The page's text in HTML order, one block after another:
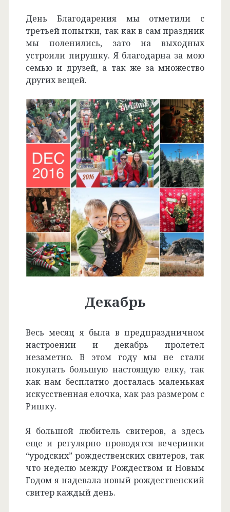
День Благодарения мы отметили с
третьей попытки, так как в сам праздник
мы поленились, зато на выходных
устроили пирушку. Я благодарна за мою
семью и друзей, а так же за множество
других вещей.
Декабрь
Весь месяц я была в предпраздничном
настроении и декабрь пролетел
незаметно. В этом году мы не стали
покупать большую настоящую елку, так
как нам бесплатно досталась маленькая
искусственная елочка, как раз размером с
Ришку.
Я большой любитель свитеров, а здесь
еще и регулярно проводятся вечеринки
“уродских” рождественских свитеров, так
что неделю между Рождеством и Новым
Годом я надевала новый рождественский
свитер каждый день.